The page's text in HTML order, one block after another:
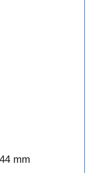
mm